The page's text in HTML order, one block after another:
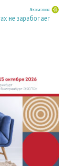
Лесозаготовка
не заработает